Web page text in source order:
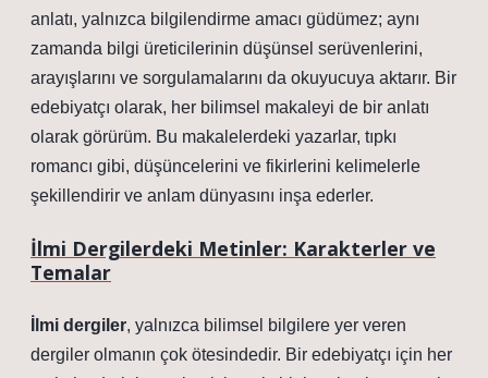
anlatı, yalnızca bilgilendirme amacı güdümez; aynı
zamanda bilgi üreticilerinin düşünsel serüvenlerini,
arayışlarını ve sorgulamalarını da okuyucuya aktarır. Bir
edebiyatçı olarak, her bilimsel makaleyi de bir anlatı
olarak görürüm. Bu makalelerdeki yazarlar, tıpkı
romancı gibi, düşüncelerini ve fikirlerini kelimelerle
şekillendirir ve anlam dünyasını inşa ederler.
İlmi Dergilerdeki Metinler: Karakterler ve
Temalar
İlmi dergiler, yalnızca bilimsel bilgilere yer veren
dergiler olmanın çok ötesindedir. Bir edebiyatçı için her